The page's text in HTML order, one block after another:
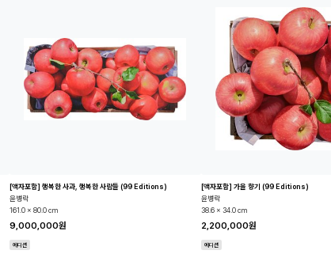
[액자포함] 행복한 사과, 행복한 사람들 (99 Editions)
윤병락
161.0 x 80.0 cm
9,000,000원
에디션
[액자포함] 가을 향기 (99 Editions)
윤병락
38.6 x 34.0 cm
2,200,000원
에디션